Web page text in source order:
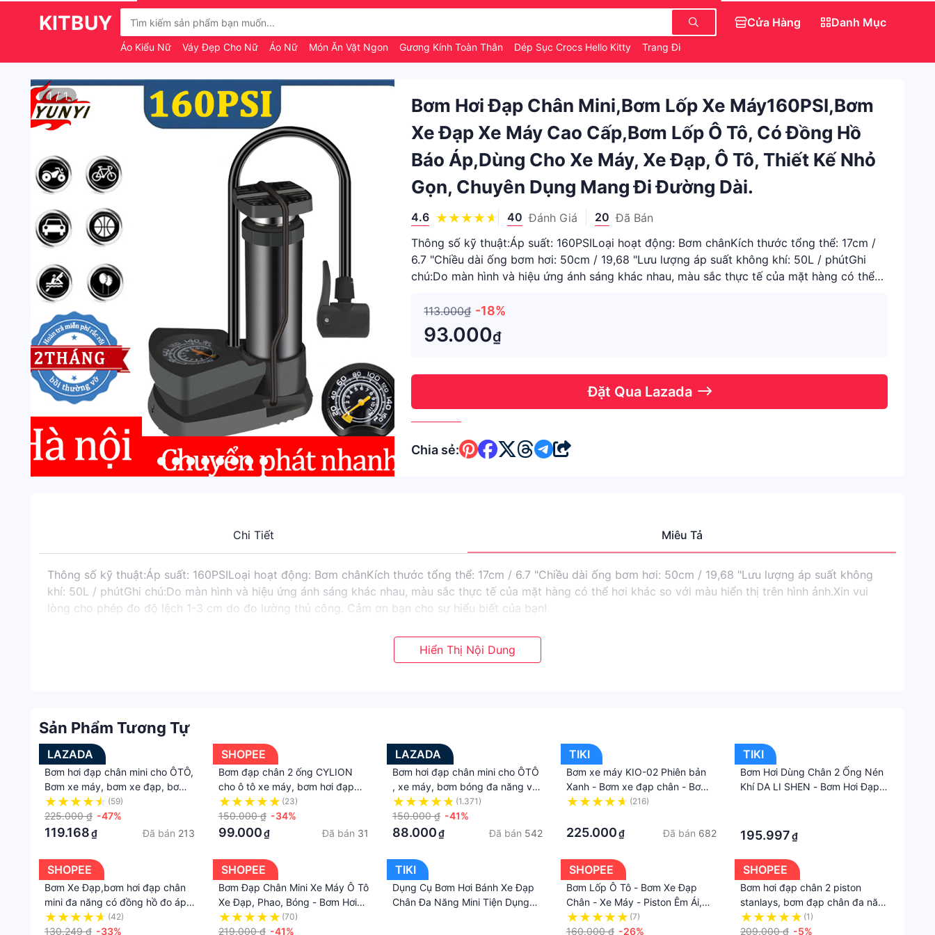
KITBUY
Áo Kiểu Nữ Váy Đẹp Cho Nữ Áo Nữ Món Ăn Vặt Ngon Gương Kính Toàn Thân Dép Sục Crocs Hello Kitty Trang Điểm Chính Hãng
Cửa Hàng Danh Mục
1 / 1
Bơm Hơi Đạp Chân Mini,bơm Lốp Xe Máy160PSI,bơm
Xe Đạp Xe Máy Cao Cấp,bơm Lốp Ô Tô, Có Đồng Hồ
Báo Áp,dùng Cho Xe Máy, Xe Đạp, Ô Tô, Thiết Kế Nhỏ
Gọn, Chuyên Dụng Mang Đi Đường Dài.
4.6 40 Đánh Giá 20 Đã Bán
Thông số kỹ thuật:Áp suất: 160PSILoại hoạt động: Bơm chânKích thước tổng thể: 17cm /
6.7 "Chiều dài ống bơm hơi: 50cm / 19,68 "Lưu lượng áp suất không khí: 50L / phútGhi
chú:Do màn hình và hiệu ứng ánh sáng khác nhau, màu sắc thực tế của mặt hàng có thể
113.000₫ -18%
93.000₫
Đặt Qua Lazada
Chia sẻ:
Chi Tiết Miêu Tả
Thông số kỹ thuật:Áp suất: 160PSILoại hoạt động: Bơm chânKích thước tổng thể: 17cm / 6.7 "Chiều dài ống bơm hơi: 50cm / 19,68 "Lưu lượng áp suất không
khí: 50L / phútGhi chú:Do màn hình và hiệu ứng ánh sáng khác nhau, màu sắc thực tế của mặt hàng có thể hơi khác so với màu hiển thị trên hình ảnh.Xin vui
lòng cho phép đo độ lệch 1-3 cm do đo lường thủ công. Cảm ơn bạn cho sự hiểu biết của bạn!
Sản Phẩm Tương Tự
LAZADA
Bơm hơi đạp chân mini cho ÔTÔ,
Bơm xe máy, bơm xe đạp, bơm
bóng đa năng và tiện dụng
(59)
225.000 ₫ -47%
119.168₫ Đã bán 213
SHOPEE
Bơm đạp chân 2 ống CYLION
cho ô tô xe máy, bơm hơi đạp
chân mini 2 piston cao cấp và
tiện lợi
(23)
150.000 ₫ -34%
99.000₫ Đã bán 31
LAZADA
Bơm hơi đạp chân mini cho ÔTÔ
, xe máy, bơm bóng đa năng và
tiện dụng / bơm xe đạp
(1.371)
150.000 ₫ -41%
88.000₫ Đã bán 542
TIKI
Bơm xe máy KIO-02 Phiên bản
Xanh - Bơm xe đạp chân - Bơm
đạp chân 2 ống đa năng - Bơm
Máy, Xe Ô tô, Xe Hơi Đa Năng
siêu bền, hỗ trợ cả van Mỹ và
van Pháp Thương hiệu KIOTOOL
(216)
225.000₫ Đã bán 682
TIKI
Bơm Hơi Dùng Chân 2 Ống Nén
Khí DA LI SHEN - Bơm Hơi Đạp
195.997₫
SHOPEE
Bơm Xe Đạp,bơm hơi đạp chân
mini đa năng có đồng hồ đo áp
suất, dùng cho xe máy, xe đạp,
ô tô,thiết kế chuyên dụng mang
(42)
130.249 ₫ -33%
SHOPEE
Bơm Đạp Chân Mini Xe Máy Ô Tô
Xe Đạp, Phao, Bóng - Bơm Hơi
Đạp Chân Đa Năng Tiện Ích Dễ
Sử Dụng
(70)
219.000 ₫ -41%
TIKI
Dụng Cụ Bơm Hơi Bánh Xe Đạp
Chân Đa Năng Mini Tiện Dụng
SHOPEE
Bơm Lốp Ô Tô - Bơm Xe Đạp
Chân - Xe Máy - Piston Êm Ái,
Nhẹ Nhàng, Khỏe, Nhiều Đầu
Cắm
(7)
160.000 ₫ -26%
SHOPEE
Bơm hơi đạp chân 2 piston
stanlays, bơm đạp chân đa năng
mini nhỏ gọn tiện dụng cao cấp
(1)
209.000 ₫ -5%